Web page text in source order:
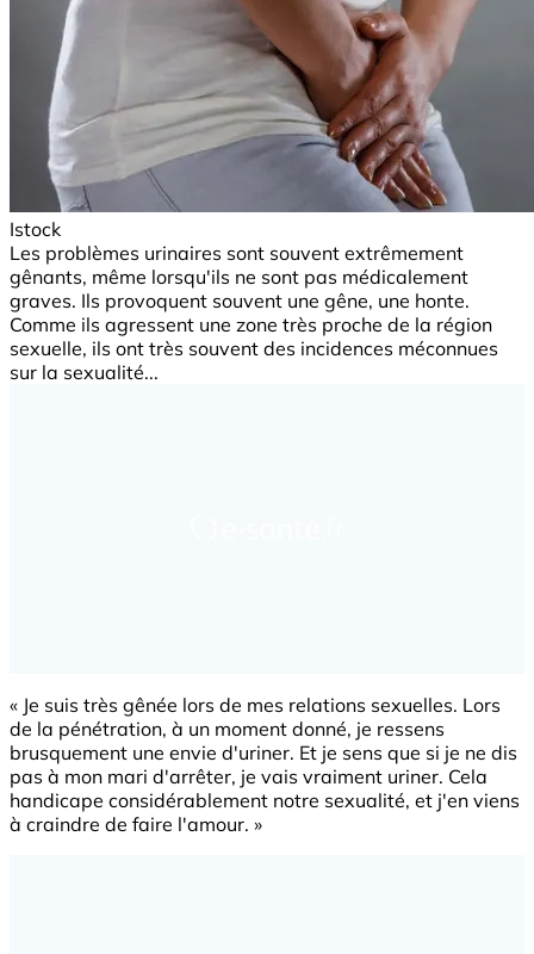
Istock
Les problèmes urinaires sont souvent extrêmement
gênants, même lorsqu'ils ne sont pas médicalement
graves. Ils provoquent souvent une gêne, une honte.
Comme ils agressent une zone très proche de la région
sexuelle, ils ont très souvent des incidences méconnues
sur la sexualité...
« Je suis très gênée lors de mes relations sexuelles. Lors
de la pénétration, à un moment donné, je ressens
brusquement une envie d'uriner. Et je sens que si je ne dis
pas à mon mari d'arrêter, je vais vraiment uriner. Cela
handicape considérablement notre sexualité, et j'en viens
à craindre de faire l'amour. »